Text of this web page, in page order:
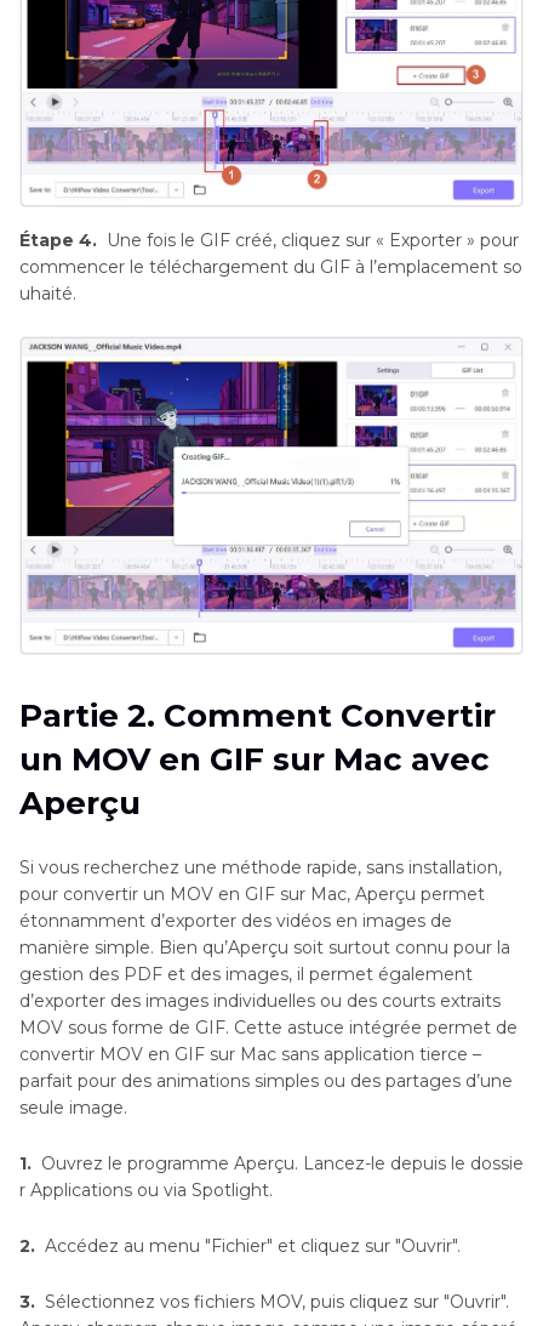
Étape 4. Une fois le GIF créé, cliquez sur « Exporter » pour
commencer le téléchargement du GIF à l’emplacement so
uhaité.
Partie 2. Comment Convertir
un MOV en GIF sur Mac avec
Aperçu
Si vous recherchez une méthode rapide, sans installation,
pour convertir un MOV en GIF sur Mac, Aperçu permet
étonnamment d’exporter des vidéos en images de
manière simple. Bien qu’Aperçu soit surtout connu pour la
gestion des PDF et des images, il permet également
d’exporter des images individuelles ou des courts extraits
MOV sous forme de GIF. Cette astuce intégrée permet de
convertir MOV en GIF sur Mac sans application tierce –
parfait pour des animations simples ou des partages d’une
seule image.
1. Ouvrez le programme Aperçu. Lancez-le depuis le dossie
r Applications ou via Spotlight.
2. Accédez au menu "Fichier" et cliquez sur "Ouvrir".
3. Sélectionnez vos fichiers MOV, puis cliquez sur "Ouvrir".